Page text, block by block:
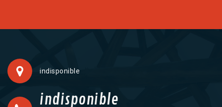
indisponible
indisponible